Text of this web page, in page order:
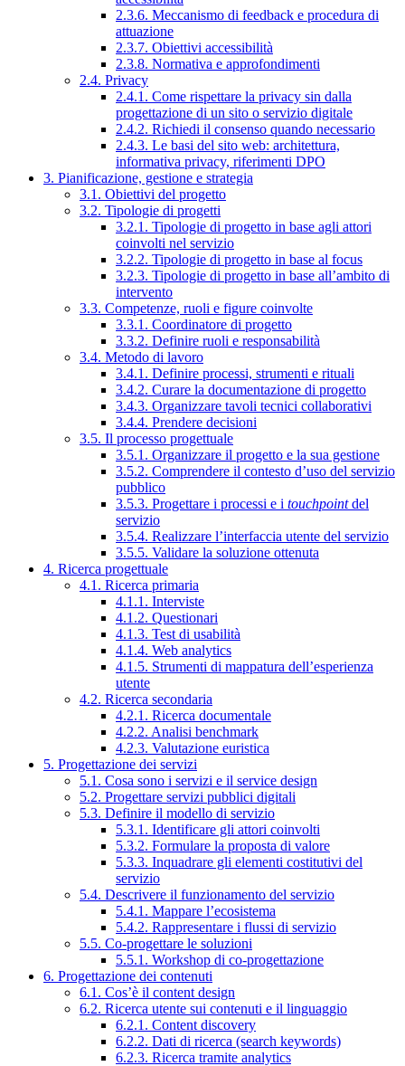
2.3.6. Meccanismo di feedback e procedura di
attuazione
2.3.7. Obiettivi accessibilità
2.3.8. Normativa e approfondimenti
2.4. Privacy
2.4.1. Come rispettare la privacy sin dalla
progettazione di un sito o servizio digitale
2.4.2. Richiedi il consenso quando necessario
2.4.3. Le basi del sito web: architettura,
informativa privacy, riferimenti DPO
3. Pianificazione, gestione e strategia
3.1. Obiettivi del progetto
3.2. Tipologie di progetti
3.2.1. Tipologie di progetto in base agli attori
coinvolti nel servizio
3.2.2. Tipologie di progetto in base al focus
3.2.3. Tipologie di progetto in base all’ambito di
intervento
3.3. Competenze, ruoli e figure coinvolte
3.3.1. Coordinatore di progetto
3.3.2. Definire ruoli e responsabilità
3.4. Metodo di lavoro
3.4.1. Definire processi, strumenti e rituali
3.4.2. Curare la documentazione di progetto
3.4.3. Organizzare tavoli tecnici collaborativi
3.4.4. Prendere decisioni
3.5. Il processo progettuale
3.5.1. Organizzare il progetto e la sua gestione
3.5.2. Comprendere il contesto d’uso del servizio
pubblico
3.5.3. Progettare i processi e i touchpointdel
servizio
3.5.4. Realizzare l’interfaccia utente del servizio
3.5.5. Validare la soluzione ottenuta
4. Ricerca progettuale
4.1. Ricerca primaria
4.1.1. Interviste
4.1.2. Questionari
4.1.3. Test di usabilità
4.1.4. Web analytics
4.1.5. Strumenti di mappatura dell’esperienza
utente
4.2. Ricerca secondaria
4.2.1. Ricerca documentale
4.2.2. Analisi benchmark
4.2.3. Valutazione euristica
5. Progettazione dei servizi
5.1. Cosa sono i servizi e il service design
5.2. Progettare servizi pubblici digitali
5.3. Definire il modello di servizio
5.3.1. Identificare gli attori coinvolti
5.3.2. Formulare la proposta di valore
5.3.3. Inquadrare gli elementi costitutivi del
servizio
5.4. Descrivere il funzionamento del servizio
5.4.1. Mappare l’ecosistema
5.4.2. Rappresentare i flussi di servizio
5.5. Co-progettare le soluzioni
5.5.1. Workshop di co-progettazione
6. Progettazione dei contenuti
6.1. Cos’è il content design
6.2. Ricerca utente sui contenuti e il linguaggio
6.2.1. Content discovery
6.2.2. Dati di ricerca (search keywords)
6.2.3. Ricerca tramite analytics